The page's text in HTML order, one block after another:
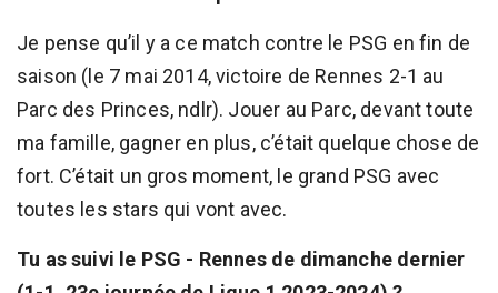
Je pense qu’il y a ce match contre le PSG en fin de
saison (le 7 mai 2014, victoire de Rennes 2-1 au
Parc des Princes, ndlr). Jouer au Parc, devant toute
ma famille, gagner en plus, c’était quelque chose de
fort. C’était un gros moment, le grand PSG avec
toutes les stars qui vont avec.
Tu as suivi le PSG - Rennes de dimanche dernier